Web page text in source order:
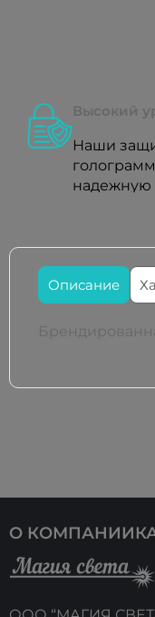
Высокий
Наши
надежную
Описание
О КОМПАНИИ